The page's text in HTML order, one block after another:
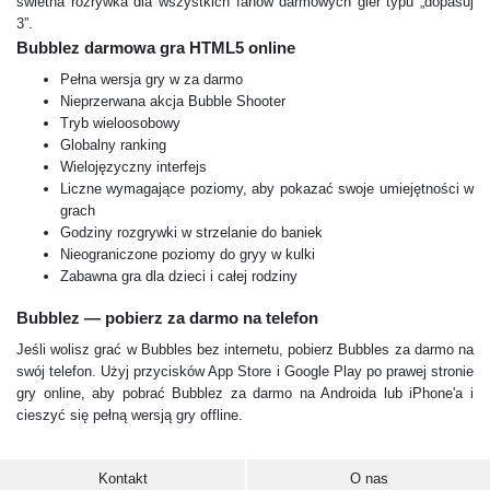
3”.
Bubblez darmowa gra HTML5 online
Pełna wersja gry w za darmo
Nieprzerwana akcja Bubble Shooter
Tryb wieloosobowy
Globalny ranking
Wielojęzyczny interfejs
Liczne wymagające poziomy, aby pokazać swoje umiejętności w
grach
Godziny rozgrywki w strzelanie do baniek
Nieograniczone poziomy do gryy w kulki
Zabawna gra dla dzieci i całej rodziny
Bubblez — pobierz za darmo na telefon
Jeśli wolisz grać w Bubbles bez internetu, pobierz Bubbles za darmo na
swój telefon. Użyj przycisków App Store i Google Play po prawej stronie
gry online, aby pobrać Bubblez za darmo na Androida lub iPhone'a i
cieszyć się pełną wersją gry offline.
Kontakt O nas